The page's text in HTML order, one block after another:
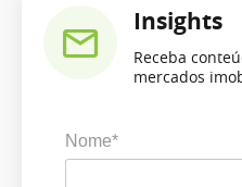
Insights
Receba
mercados
Nome*